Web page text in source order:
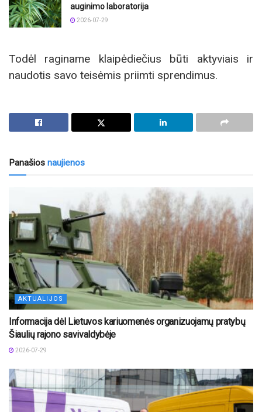
auginimo laboratorija
2026-07-29
Todėl raginame klaipėdiečius būti aktyviais ir
naudotis savo teisėmis priimti sprendimus.
Panašios naujienos
AKTUALIJOS
Informacija dėl Lietuvos kariuomenės organizuojamų pratybų
Šiaulių rajono savivaldybėje
2026-07-29